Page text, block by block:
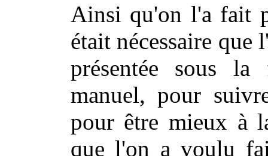
Ainsi qu'on l'a fait
était nécessaire
présentée sous
manuel, pour
pour être mieux à
que l'on a voulu